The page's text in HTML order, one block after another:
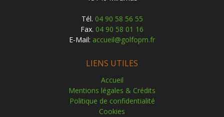
Tél. 04 90 58 56 55
Fax. 04 90 58 01 16
E-Mail: accueil@golfopm.fr
LIENS UTILES
Accueil
Mentions légales & Crédits
Politique de confidentialité
Cookies